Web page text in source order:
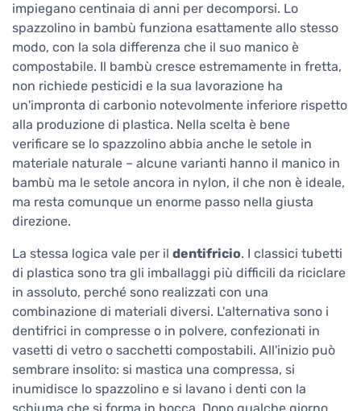
impiegano centinaia di anni per decomporsi. Lo
spazzolino in bambù funziona esattamente allo stesso
modo, con la sola differenza che il suo manico è
compostabile. Il bambù cresce estremamente in fretta,
non richiede pesticidi e la sua lavorazione ha
un'impronta di carbonio notevolmente inferiore rispetto
alla produzione di plastica. Nella scelta è bene
verificare se lo spazzolino abbia anche le setole in
materiale naturale – alcune varianti hanno il manico in
bambù ma le setole ancora in nylon, il che non è ideale,
ma resta comunque un enorme passo nella giusta
direzione.
La stessa logica vale per il dentifricio. I classici tubetti
di plastica sono tra gli imballaggi più difficili da riciclare
in assoluto, perché sono realizzati con una
combinazione di materiali diversi. L'alternativa sono i
dentifrici in compresse o in polvere, confezionati in
vasetti di vetro o sacchetti compostabili. All'inizio può
sembrare insolito: si mastica una compressa, si
inumidisce lo spazzolino e si lavano i denti con la